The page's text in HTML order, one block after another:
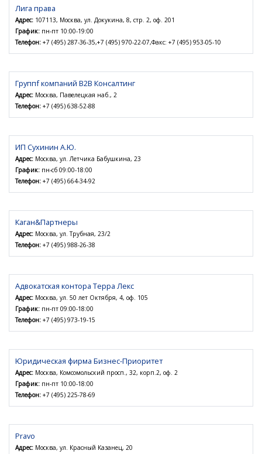
Лига права
Адрес: 107113, Москва, ул. Докукина, 8, стр. 2, оф. 201
График: пн-пт 10:00-19:00
Телефон: +7 (495) 287-36-35,+7 (495) 970-22-07,Факс: +7 (495) 953-05-10
Группf компаний B2B Консалтинг
Адрес: Москва, Павелецкая наб., 2
Телефон: +7 (495) 638-52-88
ИП Сухинин А.Ю.
Адрес: Москва, ул. Летчика Бабушкина, 23
График: пн-сб 09:00-18:00
Телефон: +7 (495) 664-34-92
Каган&Партнеры
Адрес: Москва, ул. Трубная, 23/2
Телефон: +7 (495) 988-26-38
Адвокатская контора Терра Лекс
Адрес: Москва, ул. 50 лет Октября, 4, оф. 105
График: пн-пт 09:00-18:00
Телефон: +7 (495) 973-19-15
Юридическая фирма Бизнес-Приоритет
Адрес: Москва, Комсомольский просп., 32, корп.2, оф. 2
График: пн-пт 10:00-18:00
Телефон: +7 (495) 225-78-69
Pravo
Адрес: Москва, ул. Красный Казанец, 20